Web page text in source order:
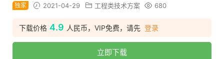
独家 2021-04-29 工程类技术方案 680
下载价格 4.9 人民币，VIP免费，请先 登录
立即下载